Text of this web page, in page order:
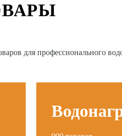
для профессионального